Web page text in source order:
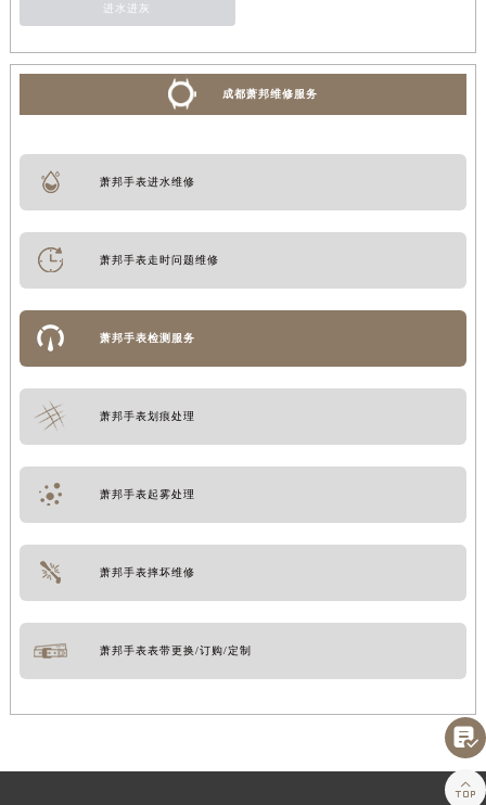
进水进灰
成都萧邦维修服务
萧邦手表进水维修
萧邦手表走时问题维修
萧邦手表检测服务
萧邦手表划痕处理
萧邦手表起雾处理
萧邦手表摔坏维修
萧邦手表表带更换/订购/定制

